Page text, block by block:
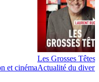
et cinéma
Les Grosses Têtes
Actualité du